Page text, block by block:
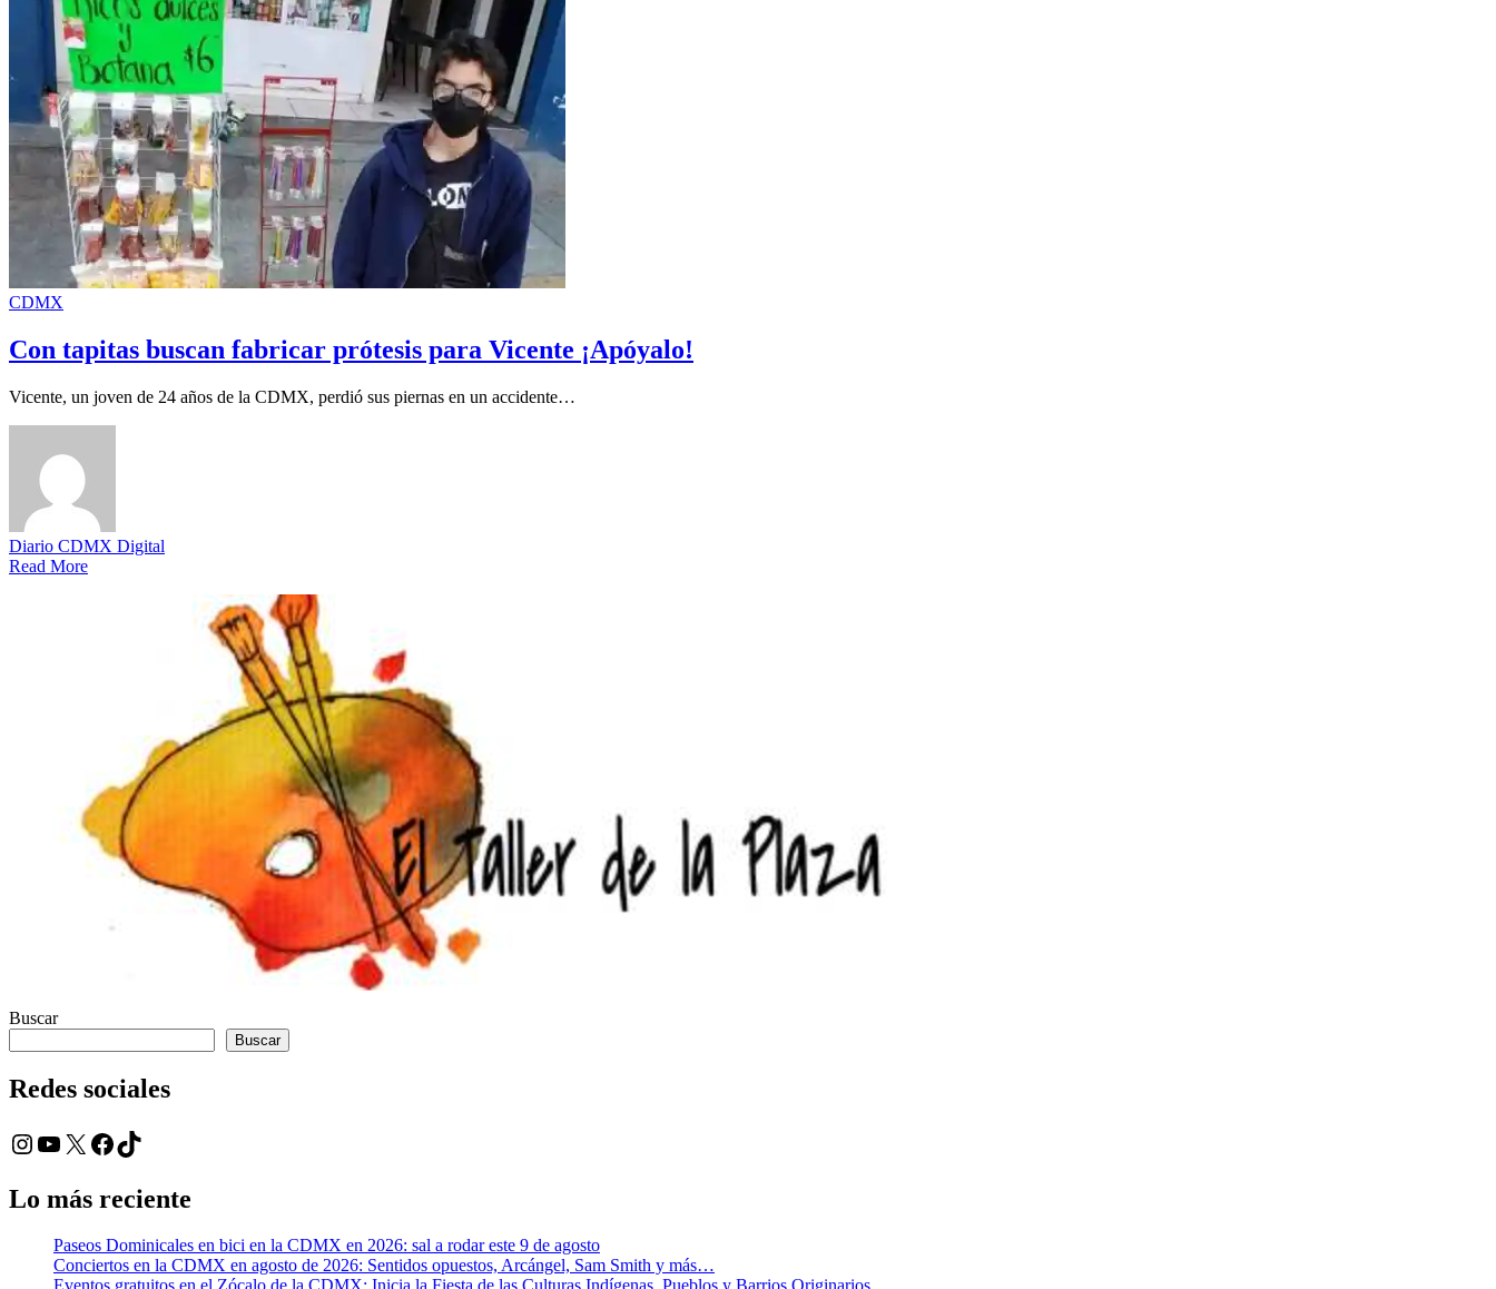
CDMX
Con tapitas buscan fabricar prótesis para Vicente ¡Apóyalo!
Vicente, un joven de 24 años de la CDMX, perdió sus piernas en un accidente…
Diario CDMX Digital
Read More
Buscar
Buscar
Redes sociales
Instagram
YouTube
X Facebook
TikTok
Lo más reciente
Paseos Dominicales en bici en la CDMX en 2026: sal a rodar este 9 de agosto
Conciertos en la CDMX en agosto de 2026: Sentidos opuestos, Arcángel, Sam Smith y más…